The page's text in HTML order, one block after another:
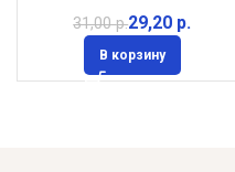
31,00р.29,20 р.
В корзину